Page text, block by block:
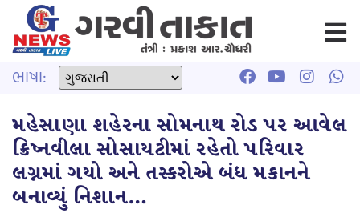
ભાષા:
મહેસાણા શહેરના સોમનાથ રોડ પર આવેલ
ક્રિષ્નવીલા સોસાયટીમાં રહેતો પરિવાર
લગ્નમાં ગયો અને તસ્કરોએ બંધ મકાનને
બનાવ્યું નિશાન…